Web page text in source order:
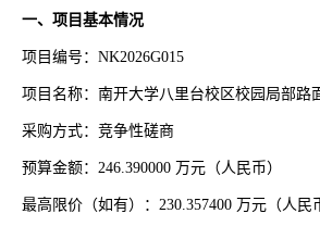
一、项目基本情况
项目编号：NK2026G015
项目名称：南开大学八里台校区校园局部路
采购方式：竞争性磋商
预算金额：246.390000 万元（人民币）
最高限价（如有）：230.357400 万元（人民